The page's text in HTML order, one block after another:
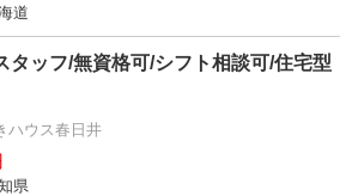
道
タッフ/無資格可/シフト相談可/住宅型
ハウス春日井
県